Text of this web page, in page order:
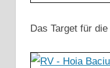
Das Target für